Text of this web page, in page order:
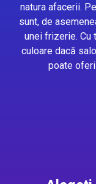
natura afacerii.
sunt, de
unei frizerie. Cu
culoare dacă
poate